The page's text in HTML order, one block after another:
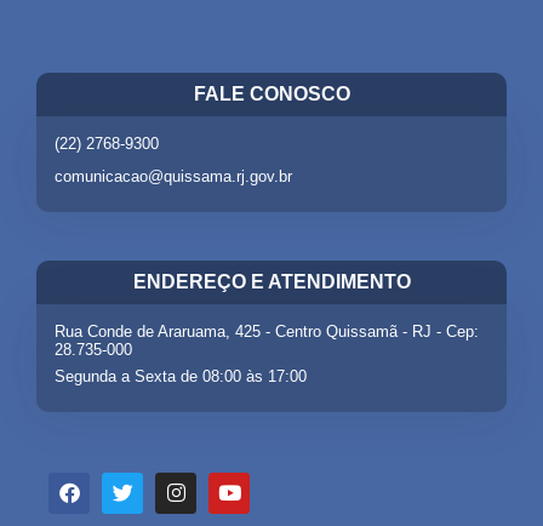
FALE CONOSCO
(22) 2768-9300
comunicacao@quissama.rj.gov.br
ENDEREÇO E ATENDIMENTO
Rua Conde de Araruama, 425 - Centro Quissamã - RJ - Cep:
28.735-000
Segunda a Sexta de 08:00 às 17:00